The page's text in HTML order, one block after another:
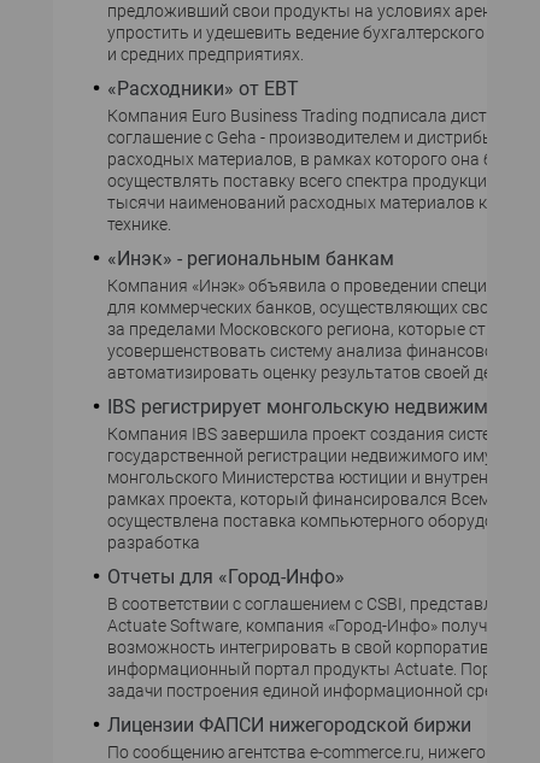
предложивший свои продукты на условиях аренды,
упростить и удешевить ведение бухгалтерского
и средних предприятиях.
«Расходники» от EBT
Компания Euro Business Trading подписала
соглашение с Geha - производителем и
расходных материалов, в рамках которого она будет
осуществлять поставку всего спектра продукции
тысячи наименований расходных материалов к
технике.
«Инэк» - региональным банкам
Компания «Инэк» объявила о проведении
для коммерческих банков, осуществляющих свою
за пределами Московского региона, которые
усовершенствовать систему анализа финансового
автоматизировать оценку результатов своей
IBS регистрирует монгольскую недвижимость
Компания IBS завершила проект создания системы
государственной регистрации недвижимого
монгольского Министерства юстиции и внутренних
рамках проекта, который финансировался
осуществлена поставка компьютерного
разработка
Отчеты для «Город-Инфо»
В соответствии с соглашением с CSBI,
Actuate Software, компания «Город-Инфо» получила
возможность интегрировать в свой корпоративный
информационный портал продукты Actuate. Портал
задачи построения единой информационной среды
Лицензии ФАПСИ нижегородской биржи
По сообщению агентства e-commerce.ru,